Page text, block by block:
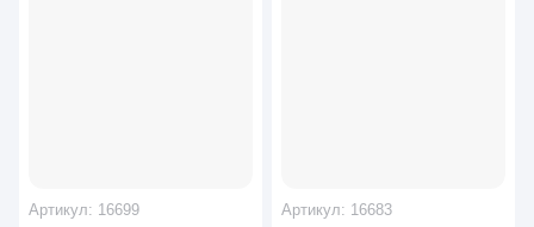
Артикул: 16699 Артикул: 16683